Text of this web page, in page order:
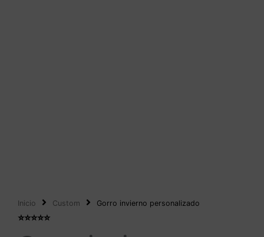
Inicio Custom Gorro invierno personalizado
⭐️⭐️⭐️⭐️⭐️